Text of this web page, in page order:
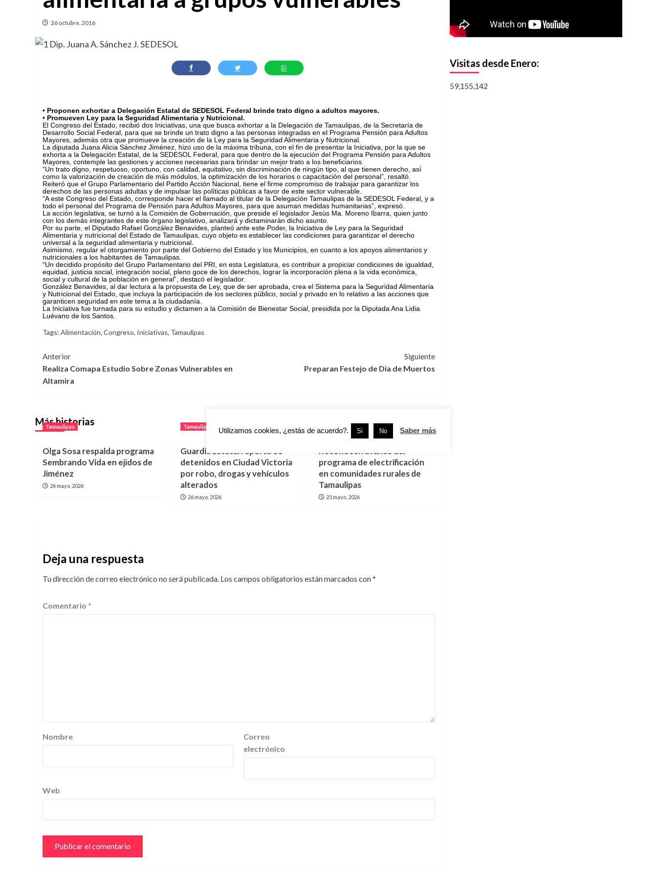
26 octubre, 2016
• Proponen exhortar a Delegación Estatal de SEDESOL Federal brinde trato digno a adultos mayores.
• Promueven Ley para la Seguridad Alimentaria y Nutricional.
El Congreso del Estado, recibió dos Iniciativas, una que busca exhortar a la Delegación de Tamaulipas, de la Secretaría de
Desarrollo Social Federal, para que se brinde un trato digno a las personas integradas en el Programa Pensión para Adultos
Mayores, además otra que promueve la creación de la Ley para la Seguridad Alimentaria y Nutricional.
La diputada Juana Alicia Sánchez Jiménez, hizo uso de la máxima tribuna, con el fin de presentar la Iniciativa, por la que se
exhorta a la Delegación Estatal, de la SEDESOL Federal, para que dentro de la ejecución del Programa Pensión para Adultos
Mayores, contemple las gestiones y acciones necesarias para brindar un mejor trato a los beneficiarios.
“Un trato digno, respetuoso, oportuno, con calidad, equitativo, sin discriminación de ningún tipo, al que tienen derecho, así
como la valorización de creación de más módulos, la optimización de los horarios o capacitación del personal”, resaltó.
Reiteró que el Grupo Parlamentario del Partido Acción Nacional, tiene el firme compromiso de trabajar para garantizar los
derechos de las personas adultas y de impulsar las políticas públicas a favor de este sector vulnerable.
“A este Congreso del Estado, corresponde hacer el llamado al titular de la Delegación Tamaulipas de la SEDESOL Federal, y a
todo el personal del Programa de Pensión para Adultos Mayores, para que asuman medidas humanitarias”, expresó.
La acción legislativa, se turnó a la Comisión de Gobernación, que preside el legislador Jesús Ma. Moreno Ibarra, quien junto
con los demás integrantes de este órgano legislativo, analizará y dictaminarán dicho asunto.
Por su parte, el Diputado Rafael González Benavides, planteó ante este Poder, la Iniciativa de Ley para la Seguridad
Alimentaria y nutricional del Estado de Tamaulipas, cuyo objeto es establecer las condiciones para garantizar el derecho
universal a la seguridad alimentaria y nutricional.
Asimismo, regular el otorgamiento por parte del Gobierno del Estado y los Municipios, en cuanto a los apoyos alimentarios y
nutricionales a los habitantes de Tamaulipas.
“Un decidido propósito del Grupo Parlamentario del PRI, en esta Legislatura, es contribuir a propiciar condiciones de igualdad,
equidad, justicia social, integración social, pleno goce de los derechos, lograr la incorporación plena a la vida económica,
social y cultural de la población en general”, destacó el legislador.
González Benavides, al dar lectura a la propuesta de Ley, que de ser aprobada, crea el Sistema para la Seguridad Alimentaria
y Nutricional del Estado, que incluya la participación de los sectores público, social y privado en lo relativo a las acciones que
garanticen seguridad en este tema a la ciudadanía.
La Iniciativa fue turnada para su estudio y dictamen a la Comisión de Bienestar Social, presidida por la Diputada Ana Lidia
Luévano de los Santos.
Tags: Alimentación, Congreso, Iniciativas, Tamaulipas
Navegación
de
entradas
Anterior
Realiza Comapa Estudio Sobre Zonas Vulnerables en
Altamira
Siguiente
Preparan Festejo de Día de Muertos
Más historias
Tamaulipas
Olga Sosa respalda programa
Sembrando Vida en ejidos de
Jiménez
26 mayo, 2026
Tamaulipas Victoria
Guardia Estatal reporta 66
detenidos en Ciudad Victoria
por robo, drogas y vehículos
alterados
26 mayo, 2026
Tamaulipas
Reconocen avance del
programa de electrificación
en comunidades rurales de
Tamaulipas
25 mayo, 2026
Deja una respuesta
Tu dirección de correo electrónico no será publicada. Los campos obligatorios están marcados con*
Comentario *
Nombre
Correo
electrónico
Web
Visitas desde Enero:
59,155,142
Utilizamos cookies, ¿estás de acuerdo?. Si No Saber más